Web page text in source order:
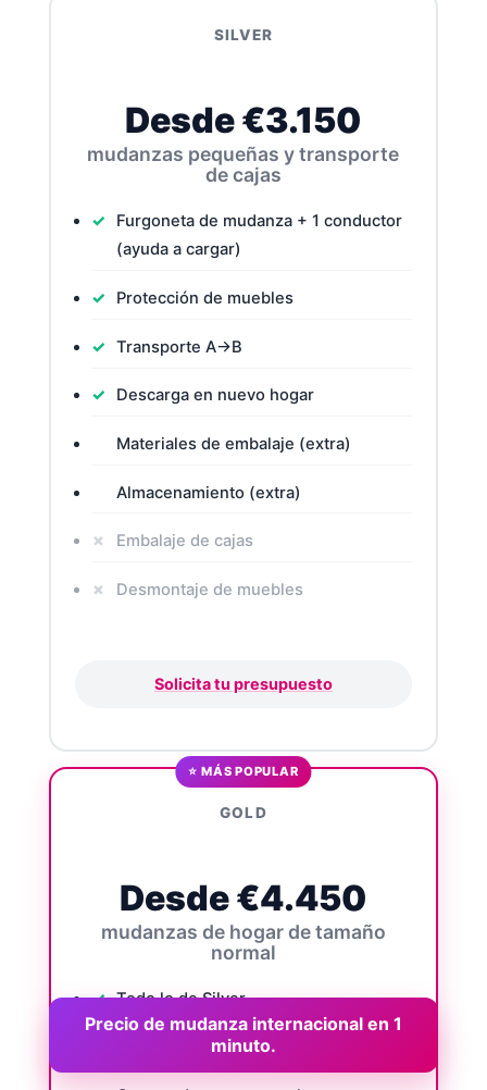
SILVER
Desde €3.150
mudanzas pequeñas y transporte
de cajas
Furgoneta de mudanza + 1 conductor
(ayuda a cargar)
Protección de muebles
Transporte A→B
Descarga en nuevo hogar
Materiales de embalaje (extra)
Almacenamiento (extra)
Embalaje de cajas
Desmontaje de muebles
Solicita tu presupuesto
⭐ MÁS POPULAR
GOLD
Desde €4.450
mudanzas de hogar de tamaño
normal
Todo lo de Silver
2-3 profesionales de mudanzas
Precio de mudanza internacional en 1
minuto.